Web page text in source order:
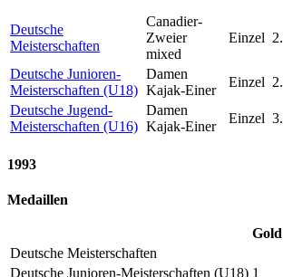
Deutsche
Meisterschaften
Canadier-
Zweier
mixed
Einzel 2.
Deutsche Junioren-
Meisterschaften (U18)
Damen
Kajak-Einer
Einzel 2.
Deutsche Jugend-
Meisterschaften (U16)
Damen
Kajak-Einer
Einzel 3.
1993
Medaillen
Gold
Deutsche Meisterschaften
Deutsche Junioren-Meisterschaften (U18) 1